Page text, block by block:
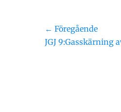
← Föregående
Föregående
JGJ 9:Gasskärning